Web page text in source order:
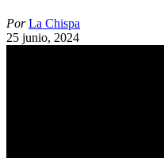
Por La Chispa
25 junio, 2024